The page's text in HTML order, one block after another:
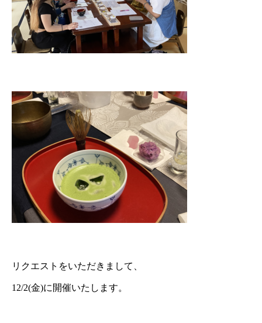
リクエストをいただきまして、
12/2(金)に開催いたします。